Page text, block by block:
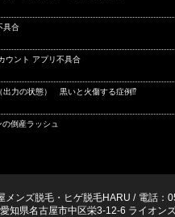
具合
ウント アプリ不具合
出力の状態） 黒いと火傷する症例⁉
倒産ラッシュ
メンズ脱毛・ヒゲ脱毛HARU / 電話：
知県名古屋市中区栄3-12-6 ライオン